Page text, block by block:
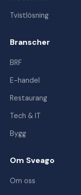
Tvistlösning
Branscher
BRF
E-handel
Restaurang
Tech & IT
Bygg
Om Sveago
Om oss